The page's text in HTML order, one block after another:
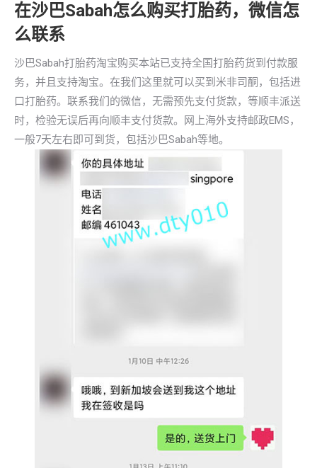
在沙巴Sabah怎么购买打胎药，微信怎
么联系
沙巴Sabah打胎药淘宝购买本站已支持全国打胎药货到付款服
务，并且支持淘宝。在我们这里就可以买到米非司酮，包括进
口打胎药。联系我们的微信，无需预先支付货款，等顺丰派送
时，检验无误后再向顺丰支付货款。网上海外支持邮政EMS，
一般7天左右即可到货，包括沙巴Sabah等地。